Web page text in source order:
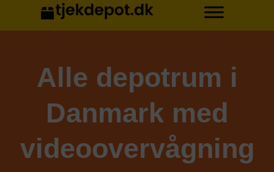
Alle depotrum i
Danmark med
videoovervågning